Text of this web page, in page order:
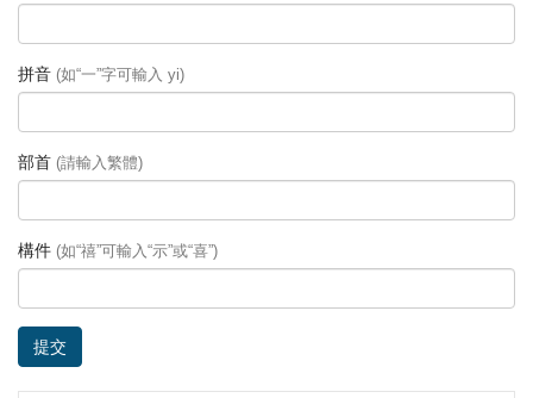
拼音 (如“一”字可輸入 yi)
部首 (請輸入繁體)
構件 (如“禧”可輸入“示”或“喜”)
提交